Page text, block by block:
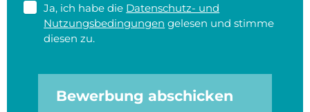
Ja, ich habe die Datenschutz- und
Nutzungsbedingungen gelesen und stimme
diesen zu.
Bewerbung abschicken